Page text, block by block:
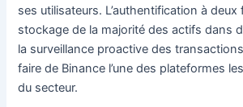
ses utilisateurs. L’authentification à deux
stockage de la majorité des actifs dans
la surveillance proactive des
faire de Binance l’une des plateformes
du secteur.